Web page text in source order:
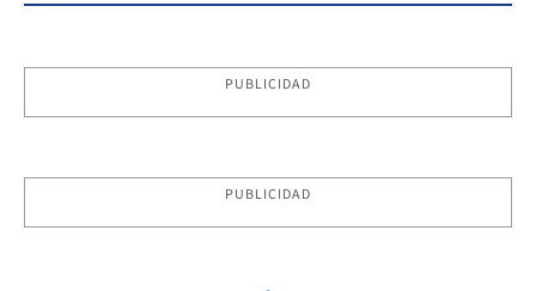
PUBLICIDAD
PUBLICIDAD